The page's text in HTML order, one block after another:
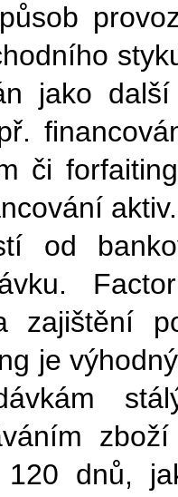
jako
či
aktiv.
od
zajištění
je
dnů,